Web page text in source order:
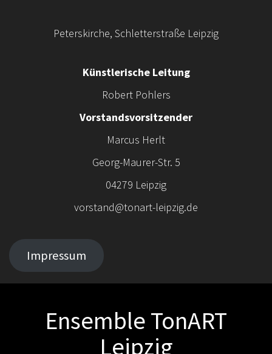
Peterskirche, Schletterstraße Leipzig
Künstlerische Leitung
Robert Pohlers
Vorstandsvorsitzender
Marcus Herlt
Georg-Maurer-Str. 5
04279 Leipzig
vorstand@tonart-leipzig.de
Impressum
Ensemble TonART
Leipzig